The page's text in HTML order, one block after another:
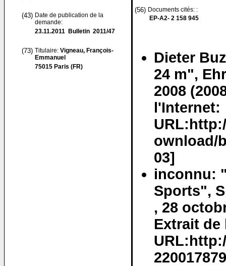
(43) Date de publication de la
demande:
23.11.2011 Bulletin 2011/47
(73) Titulaire: Vigneau, François-
Emmanuel
75015 Paris (FR)
(56) Documents cités: :
EP-A2- 2 158 945
Dieter
24 m",
2008
l'Internet:
ownload/
03]
inconnu:
Sports",
, 28
Extrait